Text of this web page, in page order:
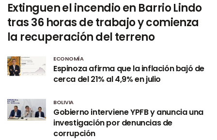
Extinguen el incendio en Barrio Lindo
tras 36 horas de trabajo y comienza
la recuperación del terreno
ECONOMÍA
Espinoza afirma que la inflación bajó de
cerca del 21% al 4,9% en julio
BOLIVIA
Gobierno interviene YPFB y anuncia una
investigación por denuncias de
corrupción